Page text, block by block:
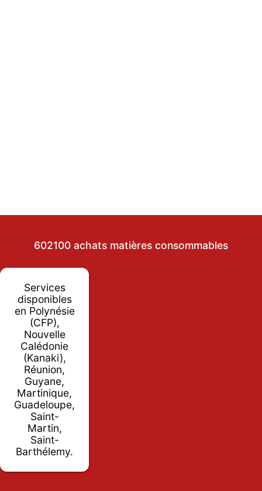
602100 achats matières consommables
Services
disponibles
en Polynésie
(CFP),
Nouvelle
Calédonie
(Kanaki),
Réunion,
Guyane,
Martinique,
Guadeloupe,
Saint-
Martin,
Saint-
Barthélemy.